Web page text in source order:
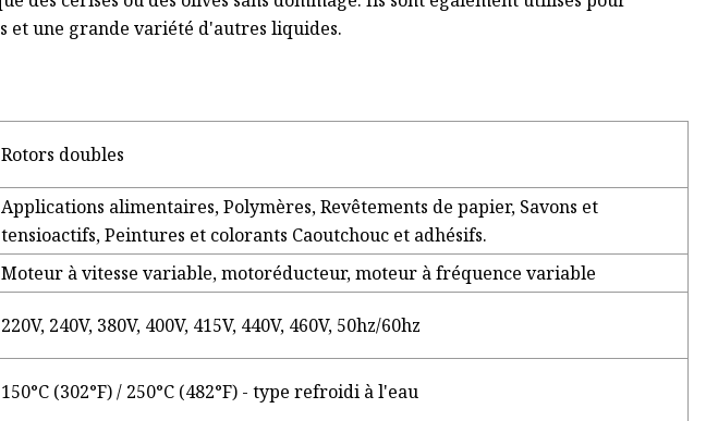
et une grande variété d'autres liquides.
Rotors doubles
Applications alimentaires, Polymères, Revêtements de papier, Savons et
tensioactifs, Peintures et colorants Caoutchouc et adhésifs.
Moteur à vitesse variable, motoréducteur, moteur à fréquence variable
220V, 240V, 380V, 400V, 415V, 440V, 460V, 50hz/60hz
150°C (302°F) / 250°C (482°F) - type refroidi à l'eau